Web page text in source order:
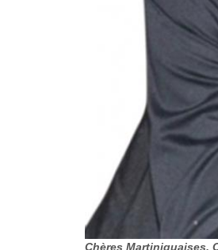
Chères Martiniquaises,